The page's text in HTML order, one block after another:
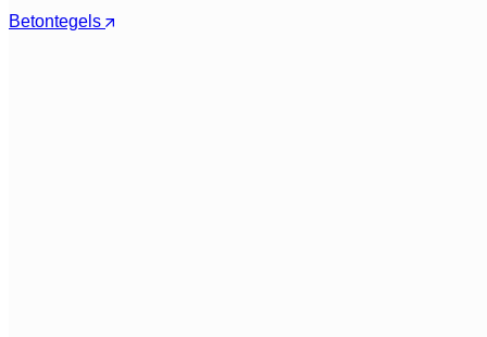
Betontegels